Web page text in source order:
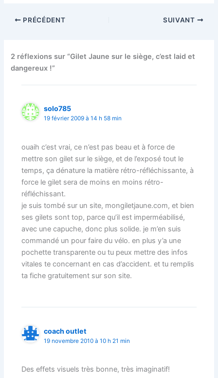
PRÉCÉDENT SUIVANT
2 réflexions sur “Gilet Jaune sur le siège, c’est laid et
dangereux !”
solo785
19 février 2009 à 14 h 58 min
ouaih c’est vrai, ce n’est pas beau et à force de
mettre son gilet sur le siège, et de l’exposé tout le
temps, ça dénature la matière rétro-réfléchissante, à
force le gilet sera de moins en moins rétro-
réfléchissant.
je suis tombé sur un site, mongiletjaune.com, et bien
ses gilets sont top, parce qu’il est imperméabilisé,
avec une capuche, donc plus solide. je m’en suis
commandé un pour faire du vélo. en plus y’a une
pochette transparente ou tu peux mettre des infos
vitales te concernant en cas d’accident. et tu remplis
ta fiche gratuitement sur son site.
coach outlet
19 novembre 2010 à 10 h 21 min
Des effets visuels très bonne, très imaginatif!